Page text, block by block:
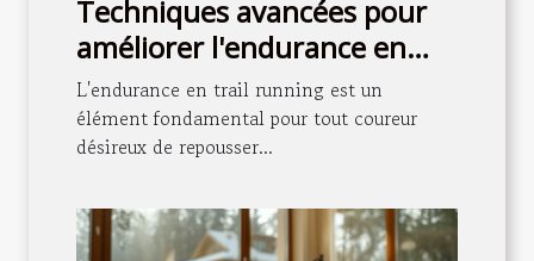
Techniques avancées pour
améliorer l'endurance en
trail running
L'endurance en trail running est un
élément fondamental pour tout coureur
désireux de repousser...